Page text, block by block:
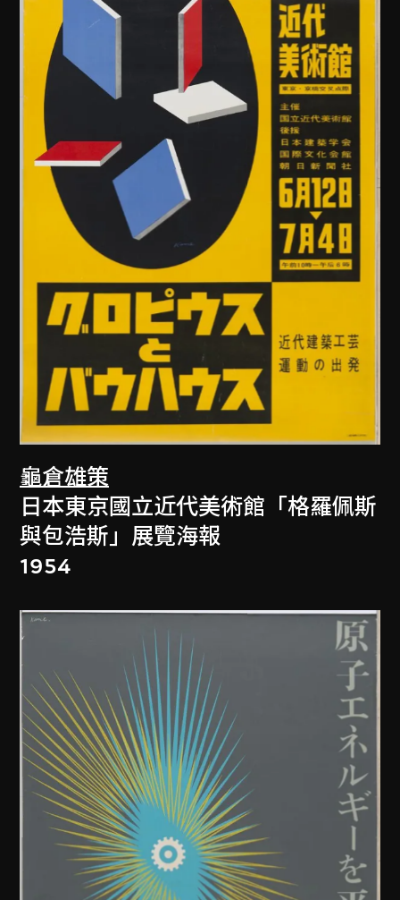
龜倉雄策
日本東京國立近代美術館「格羅佩斯
與包浩斯」展覽海報
1954